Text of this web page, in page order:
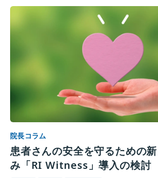
院長コラム
患者さんの安全を守るための
み「RI Witness」導入の検討